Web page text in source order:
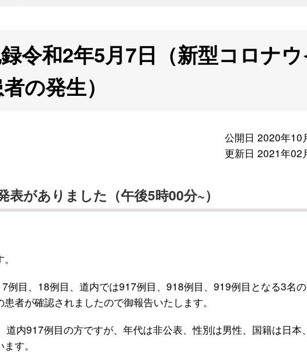
令和2年5月7日（新型コロナ
の発生）
公開日 2020年10
更新日 2021年02
がありました（午後5時00分~）
例目、18例目、道内では917例目、918例目、919例目となる3名
者が確認されましたので御報告いたします。
内917例目の方ですが、年代は非公表、性別は男性、国籍は日本
す。